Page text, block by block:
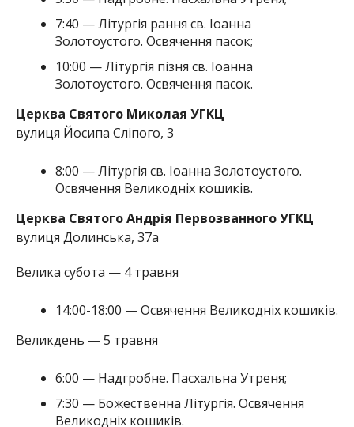
7:40 — Літургія рання св. Іоанна
Золотоустого. Освячення пасок;
10:00 — Літургія пізня св. Іоанна
Золотоустого. Освячення пасок.
Церква Святого Миколая УГКЦ
вулиця Йосипа Сліпого, 3
8:00 — Літургія св. Іоанна Золотоустого.
Освячення Великодніх кошиків.
Церква Святого Андрія Первозванного УГКЦ
вулиця Долинська, 37а
Велика субота — 4 травня
14:00-18:00 — Освячення Великодніх кошиків.
Великдень — 5 травня
6:00 — Надгробне. Пасхальна Утреня;
7:30 — Божественна Літургія. Освячення
Великодніх кошиків.